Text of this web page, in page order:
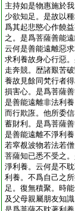
主持如是物惠施於
少欲知足。是故以
爲其起悲愍心作饒
之。是爲菩薩善能
云何是善能遠離惡
求利養故身心行惡
走奔競。歴諸艱苦
養故見餘同梵行者
損害心。是爲菩薩
是善能遠離非法利
而行欺誑。他所委
蓄財利。是爲菩薩
是善能遠離不淨利
若窣覩波物若法若
菩薩知已悉不受之
淨利養。云何是不
利養。不爲自己之
足。復無積聚。時
及父母親屬朋友知